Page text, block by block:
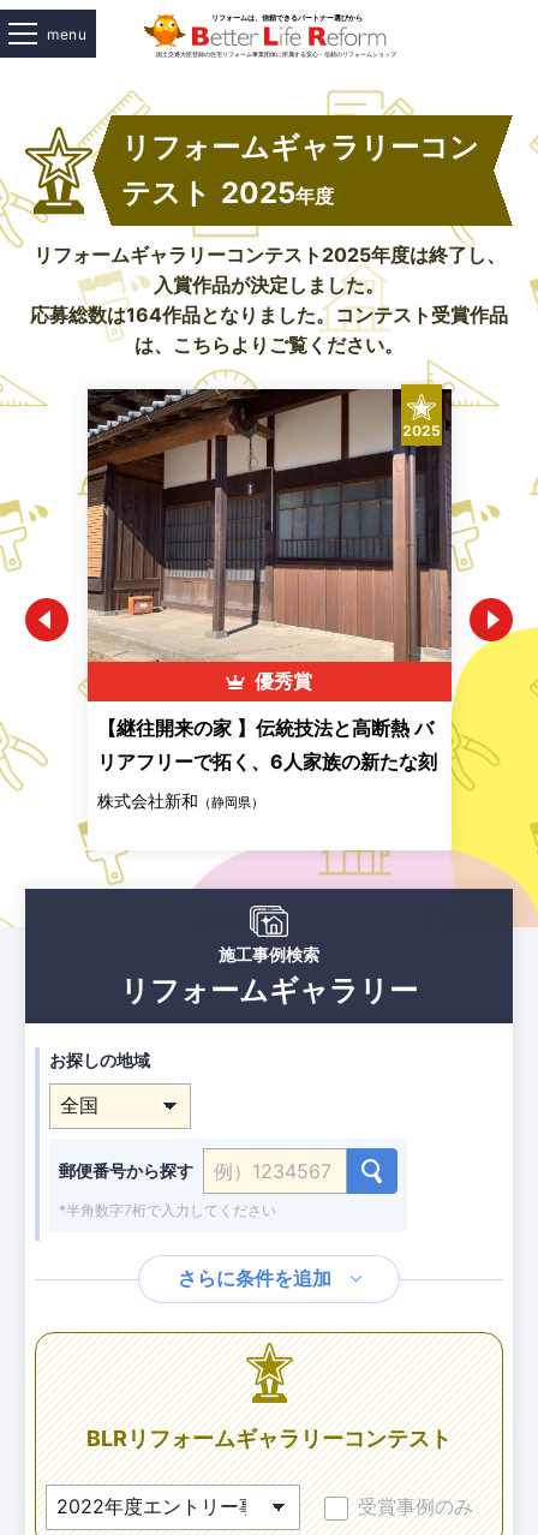
menu
リフォームギャラリーコン
テスト 2025年度
リフォームギャラリーコンテスト2025年度は終了し、
入賞作品が決定しました。
応募総数は164作品となりました。コンテスト受賞作品
は、こちらよりご覧ください。
2025
優秀賞
【継往開来の家 】伝統技法と高断熱 バ
リアフリーで拓く、6人家族の新たな刻
株式会社新和 （静岡県）
家
施工事例検索
リフォームギャラリー
お探しの地域
郵便番号から探す
*半角数字7桁で入力してください
さらに条件を追加
BLRリフォームギャラリーコンテスト
受賞事例のみ